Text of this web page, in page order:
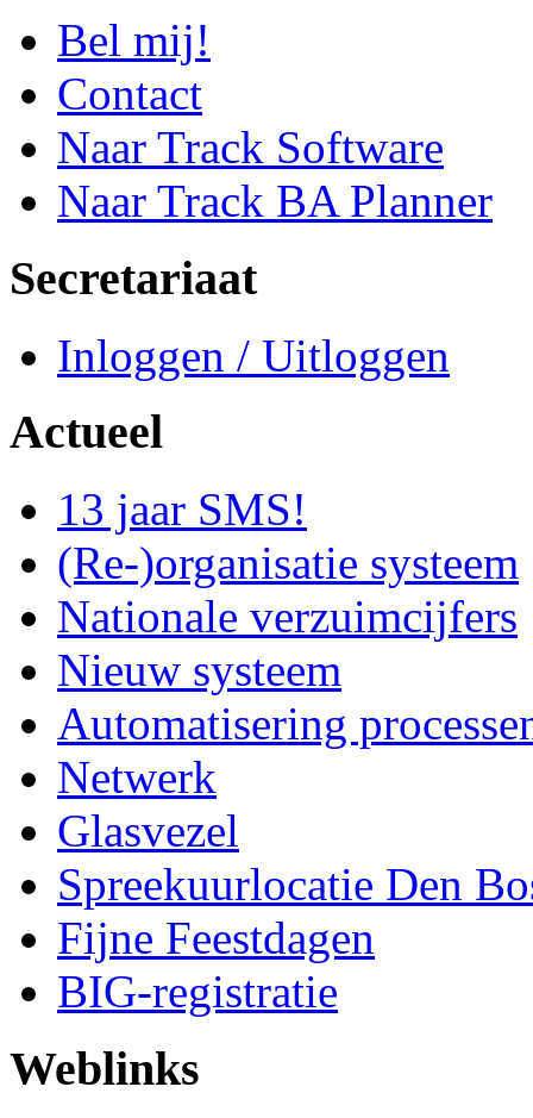
Bel mij!
Contact
Naar Track Software
Naar Track BA Planner
Secretariaat
Inloggen / Uitloggen
Actueel
13 jaar SMS!
(Re-)organisatie systeem
Nationale verzuimcijfers
Nieuw systeem
Automatisering
Netwerk
Glasvezel
Spreekuurlocatie Den
Fijne Feestdagen
BIG-registratie
Weblinks